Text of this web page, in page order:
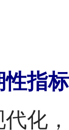
性指
化，